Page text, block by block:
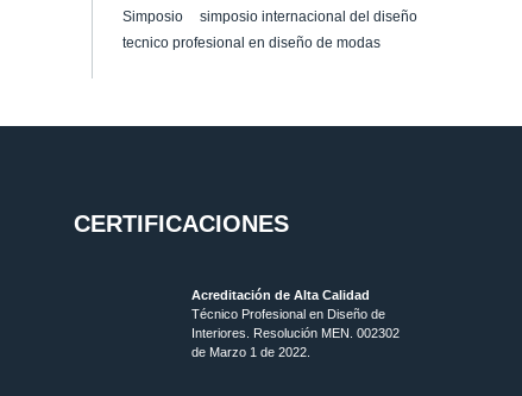
Simposio simposio internacional del diseño
tecnico profesional en diseño de modas
CERTIFICACIONES
Acreditación de Alta Calidad
Técnico Profesional en Diseño de
Interiores. Resolución MEN. 002302
de Marzo 1 de 2022.